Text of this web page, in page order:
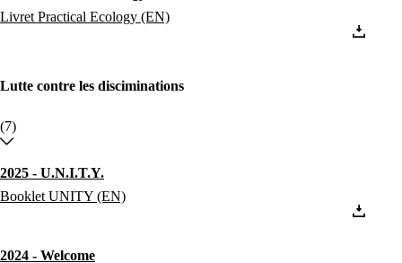
Livret Practical Ecology (EN)
Lutte contre les disciminations
(7)
2025 - U.N.I.T.Y.
Booklet UNITY (EN)
2024 - Welcome